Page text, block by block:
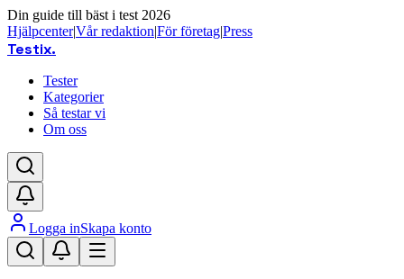
Din guide till bäst i test 2026
Hjälpcenter|Vår redaktion|För företag|Press
Testix.
Tester
Kategorier
Så testar vi
Om oss
Logga inSkapa konto